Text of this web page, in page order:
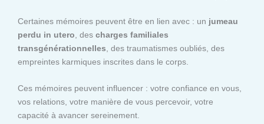
Certaines mémoires peuvent être en lien avec : un jumeau
perdu in utero , des charges familiales
transgénérationnelles , des traumatismes oubliés, des
empreintes karmiques inscrites dans le corps.
Ces mémoires peuvent influencer : votre confiance en vous,
vos relations, votre manière de vous percevoir, votre
capacité à avancer sereinement.